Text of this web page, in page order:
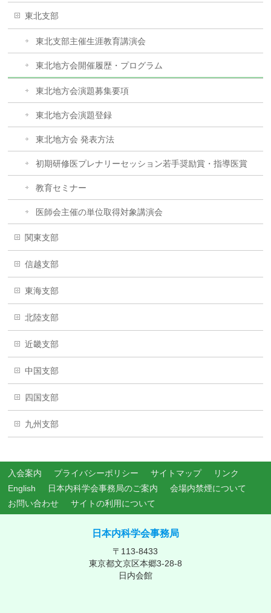
東北支部
東北支部主催生涯教育講演会
東北地方会開催履歴・プログラム
東北地方会演題募集要項
東北地方会演題登録
東北地方会 発表方法
初期研修医プレナリーセッション若手奨励賞・指導医賞
教育セミナー
医師会主催の単位取得対象講演会
関東支部
信越支部
東海支部
北陸支部
近畿支部
中国支部
四国支部
九州支部
入会案内 プライバシーポリシー サイトマップ
リンク
English
日本内科学会事務局のご案内
会場内禁煙について
お問い合わせ
サイトの利用について
日本内科学会事務局
〒113-8433
東京都文京区本郷3-28-8
日内会館